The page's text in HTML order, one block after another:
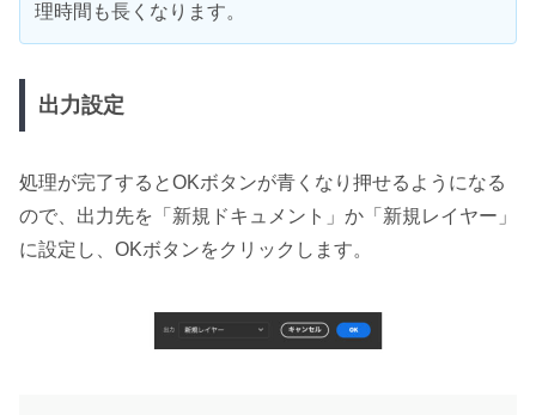
理時間も長くなります。
出力設定
処理が完了するとOKボタンが青くなり押せるようになる
ので、出力先を「新規ドキュメント」か「新規レイヤー」
に設定し、OKボタンをクリックします。